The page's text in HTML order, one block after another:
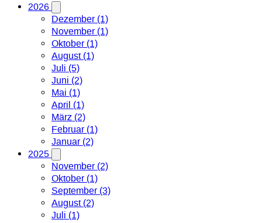
2026
Dezember (1)
November (1)
Oktober (1)
August (1)
Juli (5)
Juni (2)
Mai (1)
April (1)
März (2)
Februar (1)
Januar (2)
2025
November (2)
Oktober (1)
September (3)
August (2)
Juli (1)